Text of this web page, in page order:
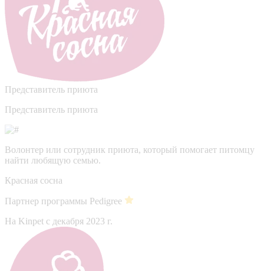
Представитель приюта
Представитель приюта
Волонтер или сотрудник приюта, который помогает питомцу
найти любящую семью.
Красная сосна
Партнер программы Pedigree
На Kinpet c декабря 2023 г.